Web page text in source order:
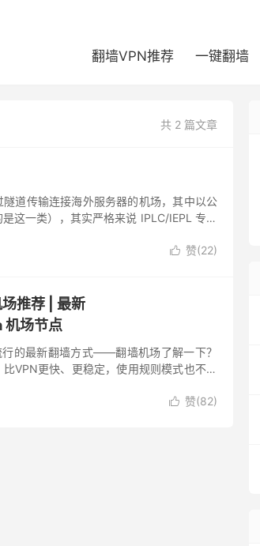
翻墙VPN推荐 一键翻墙
共 2 篇文章
道传输连接海外服务器的机场，其中以公
这一类），其实严格来说 IPLC/IEPL 专线
 赞(22)
推荐 | 最新
场节点
的最新翻墙方式——翻墙机场了解一下？
VPN更快、更稳定，使用规则模式也不影
 赞(82)